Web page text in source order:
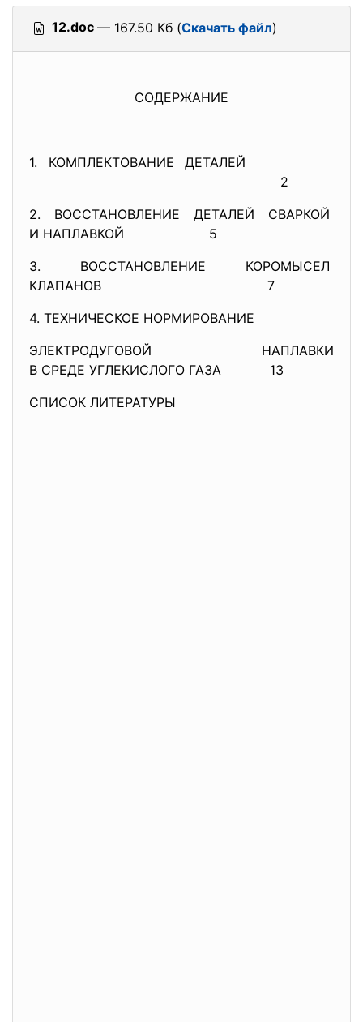
12.doc — 167.50 Кб (Скачать файл)
СОДЕРЖАНИЕ
1. КОМПЛЕКТОВАНИЕ ДЕТАЛЕЙ
2
2. ВОССТАНОВЛЕНИЕ ДЕТАЛЕЙ СВАРКОЙ
И НАПЛАВКОЙ 5
3. ВОССТАНОВЛЕНИЕ КОРОМЫСЕЛ
КЛАПАНОВ
7
4. ТЕХНИЧЕСКОЕ НОРМИРОВАНИЕ
ЭЛЕКТРОДУГОВОЙ НАПЛАВКИ
В СРЕДЕ УГЛЕКИСЛОГО ГАЗА
13
СПИСОК ЛИТЕРАТУРЫ